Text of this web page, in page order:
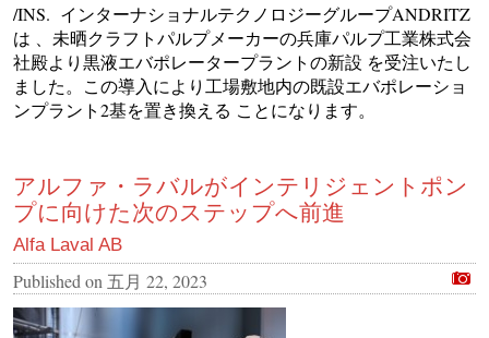
/INS. インターナショナルテクノロジーグループANDRITZ
は 、未晒クラフトパルプメーカーの兵庫パルプ工業株式会
社殿より黒液エバポレータープラントの新設 を受注いたし
ました。この導入により工場敷地内の既設エバポレーショ
ンプラント2基を置き換える ことになります。
アルファ・ラバルがインテリジェントポン
プに向けた次のステップへ前進
Alfa Laval AB
Published on 五月 22, 2023